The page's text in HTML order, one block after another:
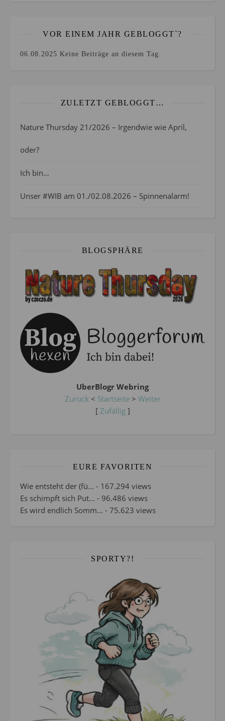
VOR EINEM JAHR GEBLOGGT`?
06.08.2025 Keine Beiträge an diesem Tag.
ZULETZT GEBLOGGT…
Nature Thursday 21/2026 – Irgendwie wie April,
oder?
Ich bin…
Unser #WIB am 01./02.08.2026 – Spinnenalarm!
BLOGSPHÄRE
UberBlogr Webring
Zurück < Startseite> Weiter
[ Zufällig]
EURE FAVORITEN
Wie entsteht der (fü... - 167.294 views
Es schimpft sich Put... - 96.486 views
Es wird endlich Somm... - 75.623 views
SPORTY?!